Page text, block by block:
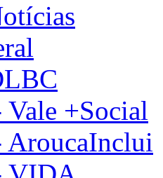
+Social
AroucaInclui